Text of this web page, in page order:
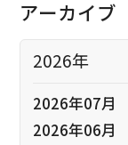
アーカイブ
2026年
2026年07月
2026年06月